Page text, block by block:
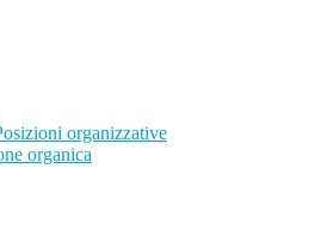
organizzative
organica